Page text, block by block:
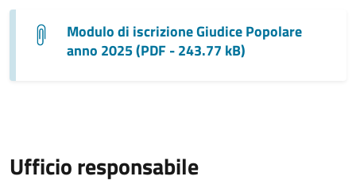
Modulo di iscrizione Giudice Popolare
anno 2025 (PDF - 243.77 kB)
Ufficio responsabile